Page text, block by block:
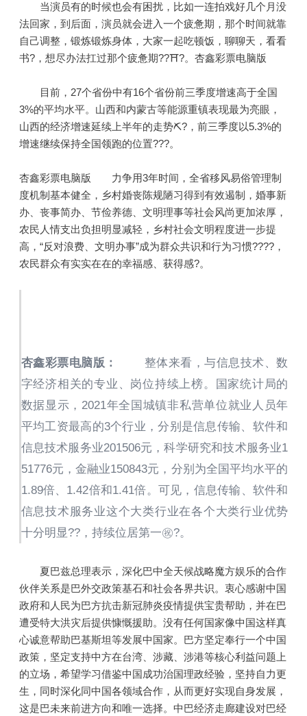
当演员有的时候也会有困扰，比如一连拍戏好几个月没
法回家，到后面，演员就会进入一个疲惫期，那个时间就靠
自己调整，锻炼锻炼身体，大家一起吃顿饭，聊聊天，看看
书?，想尽办法扛过那个疲惫期??⛩?。杏鑫彩票电脑版
目前，27个省份中有16个省份前三季度增速高于全国
3%的平均水平。山西和内蒙古等能源重镇表现最为亮眼，
山西的经济增速延续上半年的走势⛏?，前三季度以5.3%的
增速继续保持全国领跑的位置???。
杏鑫彩票电脑版 力争用3年时间，全省移风易俗管理制
度机制基本健全，乡村婚丧陈规陋习得到有效遏制，婚事新
办、丧事简办、节俭养德、文明理事等社会风尚更加浓厚，
农民人情支出负担明显减轻，乡村社会文明程度进一步提
高，“反对浪费、文明办事”成为群众共识和行为习惯????，
农民群众有实实在在的幸福感、获得感?。
杏鑫彩票电脑版：
整体来看，与信息技术、数
字经济相关的专业、岗位持续上榜。国家统计局的
数据显示，2021年全国城镇非私营单位就业人员年
平均工资最高的3个行业，分别是信息传输、软件和
信息技术服务业201506元，科学研究和技术服务业1
51776元，金融业150843元，分别为全国平均水平的
1.89倍、1.42倍和1.41倍。可见，信息传输、软件和
信息技术服务业这个大类行业在各个大类行业优势
十分明显??，持续位居第一㊗?。
夏巴兹总理表示，深化巴中全天候战略魔方娱乐的合作
伙伴关系是巴外交政策基石和社会各界共识。衷心感谢中国
政府和人民为巴方抗击新冠肺炎疫情提供宝贵帮助，并在巴
遭受特大洪灾后提供慷慨援助。没有任何国家像中国这样真
心诚意帮助巴基斯坦等发展中国家。巴方坚定奉行一个中国
政策，坚定支持中方在台湾、涉藏、涉港等核心利益问题上
的立场，希望学习借鉴中国成功治国理政经验，坚持自力更
生，同时深化同中国各领域合作，从而更好实现自身发展，
这是巴未来前进方向和唯一选择。中巴经济走廊建设对巴经